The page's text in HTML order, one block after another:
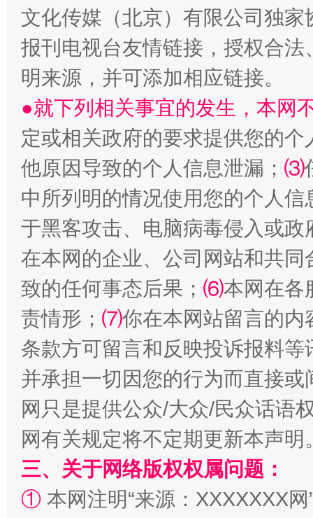
全民健身五年计划来了！等你上场
阿坝州三大球赛在茂县开幕 规模
文化传媒（北京）有限公司独
报刊电视台友情链接，授权合
明来源，并可添加相应链接。
●就下列相关事宜的发生，本网
定或相关政府的要求提供您的个
他原因导致的个人信息泄漏； ⑶
中所列明的情况使用您的个人
于黑客攻击、电脑病毒侵入或
在本网的企业、公司网站和共
致的任何事态后果； ⑹本网在各
责情形； ⑺你在本网站留言的内
条款方可留言和反映投诉报料
并承担一切因您的行为而直接
网只是提供公众/大众/民众话语
网有关规定将不定期更新本声明
三、关于网络版权权属问题：
① 本网注明“来源：XXXXXXX